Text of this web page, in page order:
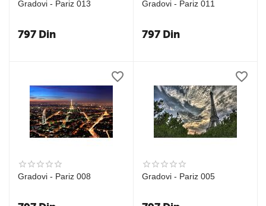
Gradovi - Pariz 013
797 Din
Gradovi - Pariz 011
797 Din
Gradovi - Pariz 008 Gradovi - Pariz 005